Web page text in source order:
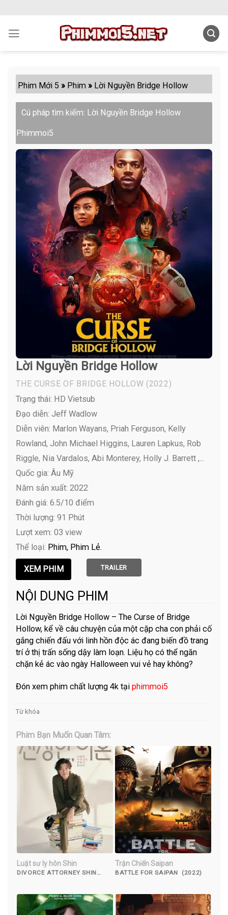
content
Phim Mới 5 » Phim » Lời Nguyền Bridge Hollow
Cú pháp tìm kiếm: Lời Nguyền Bridge Hollow
Phimmoi5
Lời Nguyền Bridge Hollow
THE CURSE OF BRIDGE HOLLOW (2022)
Trạng thái: HD Vietsub
Đạo diễn: Jeff Wadlow
Diễn viên: Marlon Wayans, Priah Ferguson, Kelly
Rowland, John Michael Higgins, Lauren Lapkus, Rob
Riggle, Nia Vardalos, Abi Monterey, Holly J. Barrett ,...
Quốc gia: Âu Mỹ
Năm sản xuất: 2022
Đánh giá: 6.5/10 điểm
Thời lượng: 91 Phút
Lượt xem: 03 view
Thể loại: Phim Phim Lẻ
TRAILER
NỘI DUNG PHIM
Lời Nguyền Bridge Hollow – The Curse of Bridge
Hollow, kể về câu chuyện của một cặp cha con phải cố
gắng chiến đấu với linh hồn độc ác đang biến đồ trang
trí ở thị trấn sống dậy làm loạn. Liệu họ có thể ngăn
chặn kẻ ác vào ngày Halloween vui vẻ hay không?
Đón xem phim chất lượng 4k tạiphimmoi5
Từ khóa
Phim Bạn Muốn Quan Tâm:
Luật sư ly hôn Shin
DIVORCE ATTORNEY SHIN
Trận Chiến Saipan
BATTLE FOR SAIPAN (2022)